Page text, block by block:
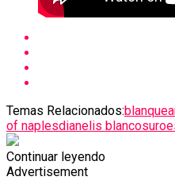
Temas Relacionados:
of naplesdianelis blanco
Continuar leyendo
Advertisement